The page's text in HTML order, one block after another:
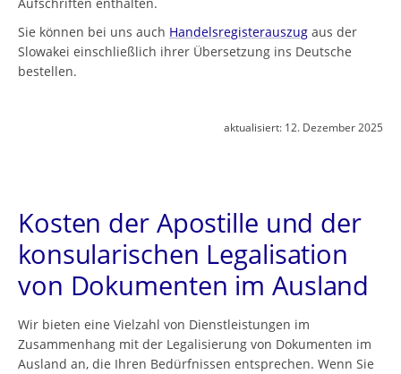
Aufschriften enthalten.
Sie können bei uns auch Handelsregisterauszug aus der
Slowakei einschließlich ihrer Übersetzung ins Deutsche
bestellen.
aktualisiert: 12. Dezember 2025
Kosten der Apostille und der
konsularischen Legalisation
von Dokumenten im Ausland
Wir bieten eine Vielzahl von Dienstleistungen im
Zusammenhang mit der Legalisierung von Dokumenten im
Ausland an, die Ihren Bedürfnissen entsprechen. Wenn Sie